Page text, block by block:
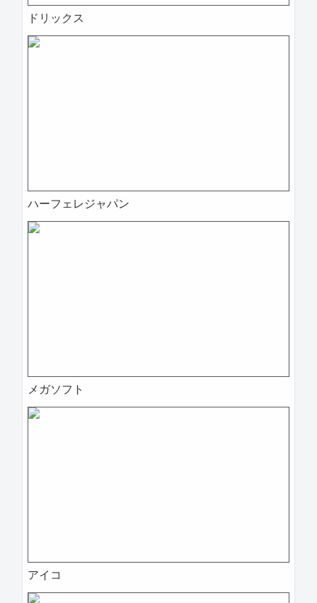
ドリックス
ハーフェレジャパン
メガソフト
アイコ